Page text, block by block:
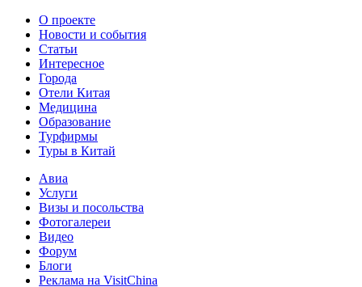
О проекте
Новости и события
Статьи
Интересное
Города
Отели Китая
Медицина
Образование
Турфирмы
Туры в Китай
Авиа
Услуги
Визы и посольства
Фотогалереи
Видео
Форум
Блоги
Реклама на VisitChina